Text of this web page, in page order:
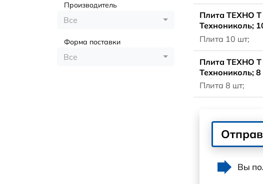
Производитель
Все
Форма поставки
Все
Плита ТЕХНО
Технониколь;
Плита 10 шт;
Плита ТЕХНО
Технониколь;
Плита 8 шт;
Вы